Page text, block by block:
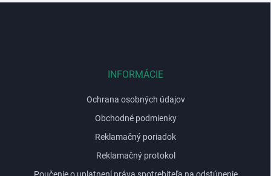
INFORMÁCIE
Ochrana osobných údajov
Obchodné podmienky
Reklamačný poriadok
Reklamačný protokol
Poučenie o uplatnení práva spotrebiteľa na odstúpenie